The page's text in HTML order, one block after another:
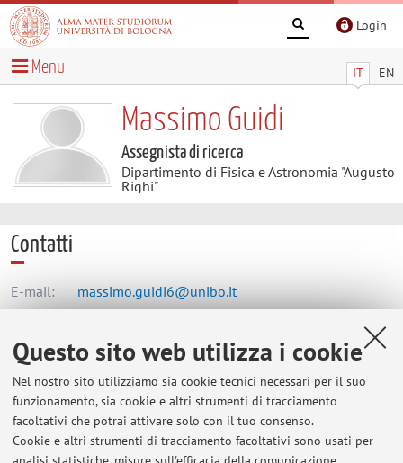
Questo sito web utilizza i cookie
Nel nostro sito utilizziamo sia cookie tecnici necessari per il suo
funzionamento, sia cookie e altri strumenti di tracciamento
facoltativi che potrai attivare solo con il tuo consenso.
Cookie e altri strumenti di tracciamento facoltativi sono usati per
Login
IT EN
Menu
Massimo Guidi
Assegnista di ricerca
Dipartimento di Fisica e Astronomia "Augusto
Righi"
Contatti
E-mail: massimo.guidi6@unibo.it
Dipartimento di Fisica e Astronomia "Augusto Righi"
Via Gobetti 93/2, Bologna -Vai alla mappa
Risorse in rete